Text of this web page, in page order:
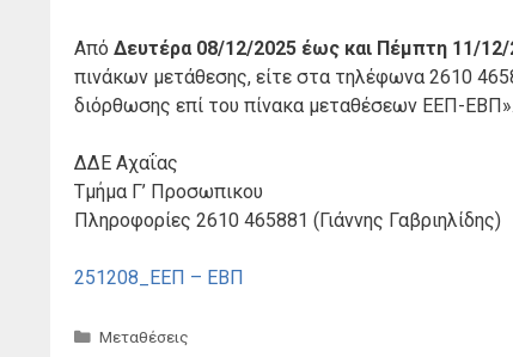
Από Δευτέρα 08/12/2025 έως και Πέμπτη 11/12/
πινάκων μετάθεσης, είτε στα τηλέφωνα 2610
διόρθωσης επί του πίνακα μεταθέσεων ΕΕΠ-ΕΒΠ».
ΔΔΕ Αχαΐας
Τμήμα Γ’ Προσωπικου
Πληροφορίες 2610 465881 (Γιάννης Γαβριηλίδης)
251208_ΕΕΠ – ΕΒΠ
Κατηγορίες
Μεταθέσεις